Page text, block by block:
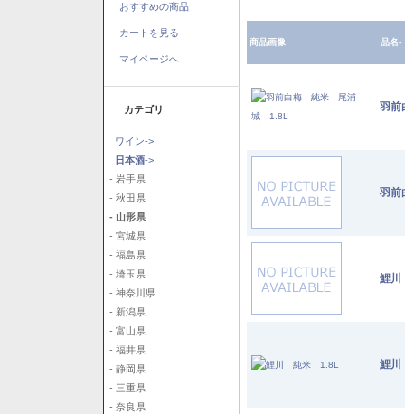
おすすめの商品
カートを見る
マイページへ
カテゴリ
ワイン->
日本酒->
- 岩手県
- 秋田県
- 山形県
- 宮城県
- 福島県
- 埼玉県
- 神奈川県
- 新潟県
- 富山県
- 福井県
- 静岡県
- 三重県
- 奈良県
商品画像 品名-
羽
羽
鯉
鯉